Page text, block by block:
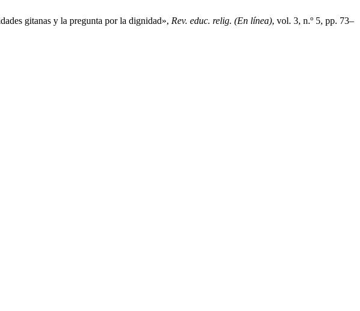
gitanas y la pregunta por la dignidad», Rev. educ. relig. (En línea), vol. 3, n.º 5, pp. 73–